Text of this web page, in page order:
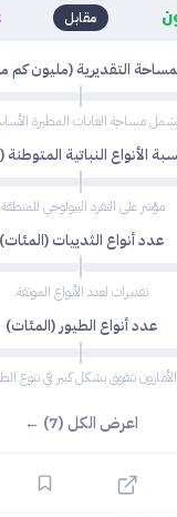
مقابل
التقديرية (مليون كم
مساحة الغابات المطيرة
الأنواع النباتية
مؤشر على التفرد البيولوجي للمنطقة.
عدد أنواع الثدييات (المئات)
تقديرات لعدد الأنواع الموثقة.
عدد أنواع الطيور (المئات)
الأمازون تتفوق بشكل كبير في تنوع
اعرض الكل (7) ←